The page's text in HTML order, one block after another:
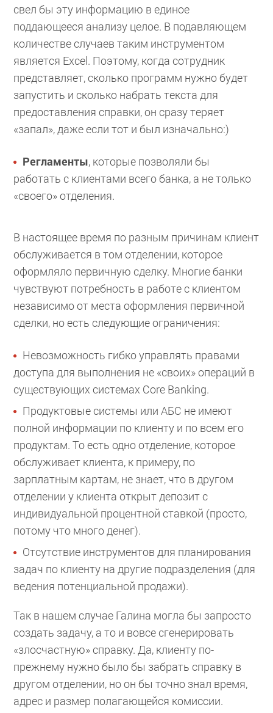
свел бы эту информацию в единое
поддающееся анализу целое. В подавляющем
количестве случаев таким инструментом
является Excel. Поэтому, когда сотрудник
представляет, сколько программ нужно будет
запустить и сколько набрать текста для
предоставления справки, он сразу теряет
«запал», даже если тот и был изначально:)
Регламенты, которые позволяли бы
работать с клиентами всего банка, а не только
«своего» отделения.
В настоящее время по разным причинам клиент
обслуживается в том отделении, которое
оформляло первичную сделку. Многие банки
чувствуют потребность в работе с клиентом
независимо от места оформления первичной
сделки, но есть следующие ограничения:
Невозможность гибко управлять правами
доступа для выполнения не «своих» операций в
существующих системах Core Banking.
Продуктовые системы или АБС не имеют
полной информации по клиенту и по всем его
продуктам. То есть одно отделение, которое
обслуживает клиента, к примеру, по
зарплатным картам, не знает, что в другом
отделении у клиента открыт депозит с
индивидуальной процентной ставкой (просто,
потому что много денег).
Отсутствие инструментов для планирования
задач по клиенту на другие подразделения (для
ведения потенциальной продажи).
Так в нашем случае Галина могла бы запросто
создать задачу, а то и вовсе сгенерировать
«злосчастную» справку. Да, клиенту по-
прежнему нужно было бы забрать справку в
другом отделении, но он бы точно знал время,
адрес и размер полагающейся комиссии.